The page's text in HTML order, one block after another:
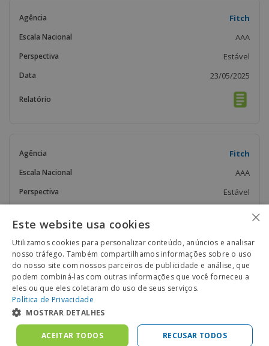
Fitch
AAA
Estável
23/05/2025
Fitch
AAA
Estável
×
Este website usa cookies
Utilizamos cookies para personalizar conteúdo, anúncios e analisar
nosso tráfego. Também compartilhamos informações sobre o uso
do nosso site com nossos parceiros de publicidade e análise, que
podem combiná-las com outras informações que você forneceu a
eles ou que eles coletaram do uso de seus serviços.
Política de Privacidade
MOSTRAR DETALHES
ACEITAR TODOS RECUSAR TODOS